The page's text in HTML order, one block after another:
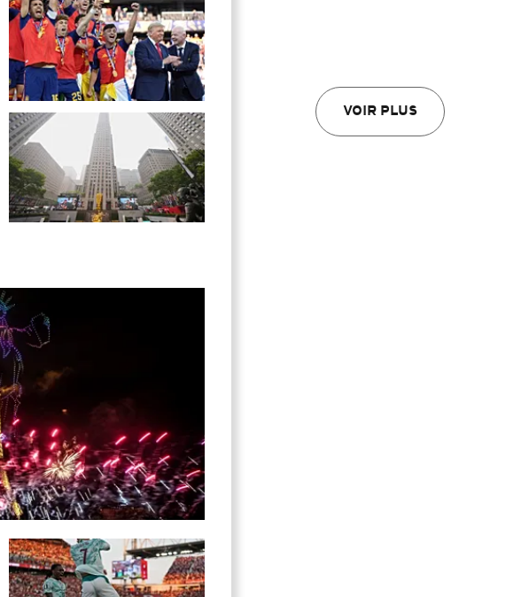
VOIR PLUS